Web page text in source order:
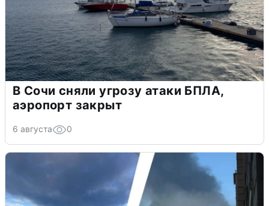
В Сочи сняли угрозу атаки БПЛА,
аэропорт закрыт
6 августа 0